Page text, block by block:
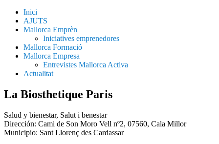
Inici
AJUTS
Mallorca Emprèn
Iniciatives emprenedores
Mallorca Formació
Mallorca Empresa
Entrevistes Mallorca Activa
Actualitat
La Biosthetique Paris
Salud y bienestar, Salut i benestar
Dirección: Cami de Son Moro Vell nº2, 07560, Cala Millor
Municipio: Sant Llorenç des Cardassar